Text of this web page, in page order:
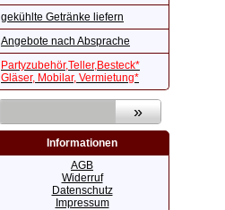
gekühlte Getränke liefern
Angebote nach Absprache
Partyzubehör,Teller,Besteck*
Gläser, Mobilar, Vermietung*
Informationen
AGB
Widerruf
Datenschutz
Impressum